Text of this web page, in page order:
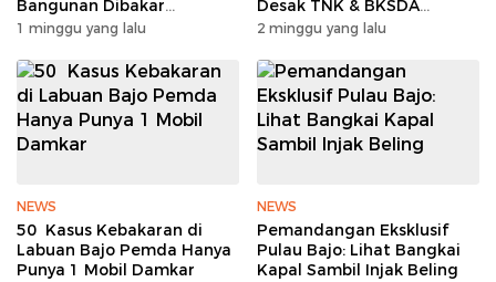
Bangunan Dibakar
Sengketa Tanah Memanas
1 minggu yang lalu
Desak TNK & BKSDA
Segera Lakukan Mitigasi
2 minggu yang lalu
NEWS
50 Kasus Kebakaran di
Labuan Bajo Pemda Hanya
Punya 1 Mobil Damkar
NEWS
Pemandangan Eksklusif
Pulau Bajo: Lihat Bangkai
Kapal Sambil Injak Beling